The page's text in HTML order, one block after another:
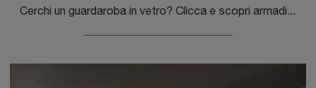
Cerchi un guardaroba in vetro? Clicca e scopri armadiature a muro con ante scorrevoli di Moretti Compact Giorno Notte.